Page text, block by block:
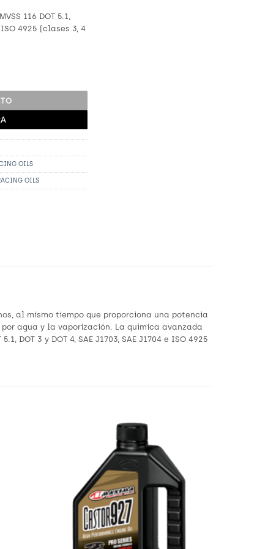
116 DOT 5.1,
ISO 4925 (clases 3, 4
OILS
OILS
al mismo tiempo que proporciona una potencia
agua y la vaporización. La química avanzada
DOT 3 y DOT 4, SAE J1703, SAE J1704 e ISO 4925